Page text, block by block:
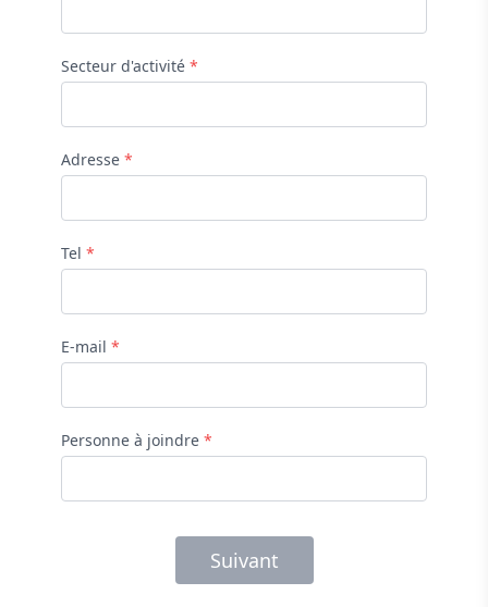
Secteur d'activité *
Adresse *
Tel *
E-mail *
Personne à joindre *
Suivant